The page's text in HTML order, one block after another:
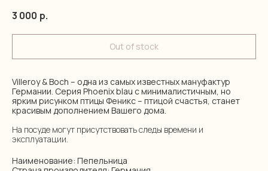
3 000 р.
Out of stock
Villeroy & Boch – одна из самых известных мануфактур
Германии. Серия Phoenix blau с минималистичным, но
ярким рисунком птицы Феникс – птицой счастья, станет
красивым дополнением Вашего дома.
На посуде могут присутствовать следы времени и
эксплуатации.
Наименование: Пепельница